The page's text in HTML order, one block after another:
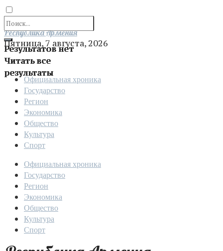
Результатов нет
Читать все
результаты
Отправить
Республика Армения
Пятница, 7 августа, 2026
Официальная хроника
Государство
Регион
Экономика
Общество
Культура
Спорт
Официальная хроника
Государство
Регион
Экономика
Общество
Культура
Спорт